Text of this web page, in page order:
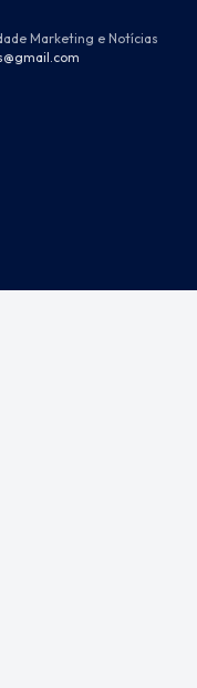
Marketing e Notícias